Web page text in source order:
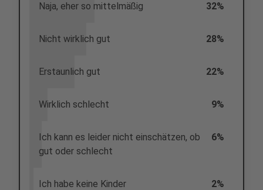
Naja, eher so mittelmäßig 32%
Nicht wirklich gut 28%
Erstaunlich gut 22%
Wirklich schlecht 9%
Ich kann es leider nicht einschätzen, ob
gut oder schlecht
6%
Ich habe keine Kinder 2%